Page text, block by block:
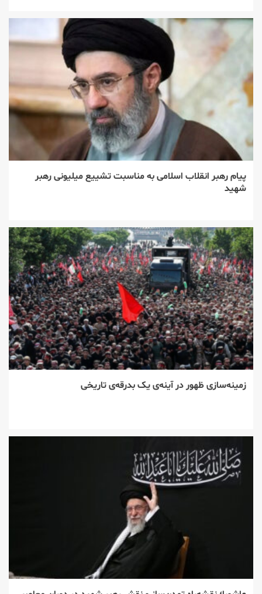
پیام رهبر انقلاب اسلامی به مناسبت تشییع میلیونی رهبر
شهید
زمینه‌سازی ظهور در آینه‌ی یک بدرقه‌ی تاریخی